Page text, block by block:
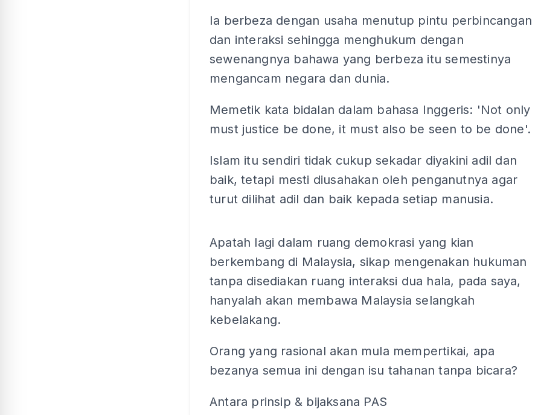
Ia berbeza dengan usaha menutup pintu perbincangan
dan interaksi sehingga menghukum dengan
sewenangnya bahawa yang berbeza itu semestinya
mengancam negara dan dunia.
Memetik kata bidalan dalam bahasa Inggeris: 'Not only
must justice be done, it must also be seen to be done'.
Islam itu sendiri tidak cukup sekadar diyakini adil dan
baik, tetapi mesti diusahakan oleh penganutnya agar
turut dilihat adil dan baik kepada setiap manusia.
Apatah lagi dalam ruang demokrasi yang kian
berkembang di Malaysia, sikap mengenakan hukuman
tanpa disediakan ruang interaksi dua hala, pada saya,
hanyalah akan membawa Malaysia selangkah
kebelakang.
Orang yang rasional akan mula mempertikai, apa
bezanya semua ini dengan isu tahanan tanpa bicara?
Antara prinsip & bijaksana PAS